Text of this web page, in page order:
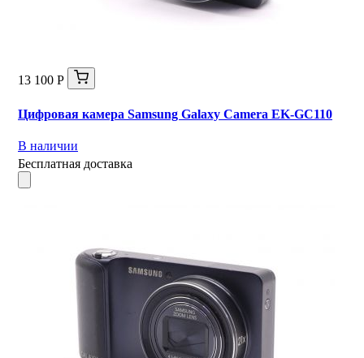
13 100 Р
Цифровая камера Samsung Galaxy Camera EK-GC110
В наличии
Бесплатная доставка